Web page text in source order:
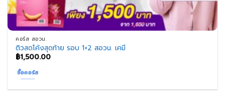
คอร์ส สอวน.
ติวสดโค้งสุดท้าย รอบ 1+2 สอวน. เคมี
฿1,500.00
ซื้อคอร์ส